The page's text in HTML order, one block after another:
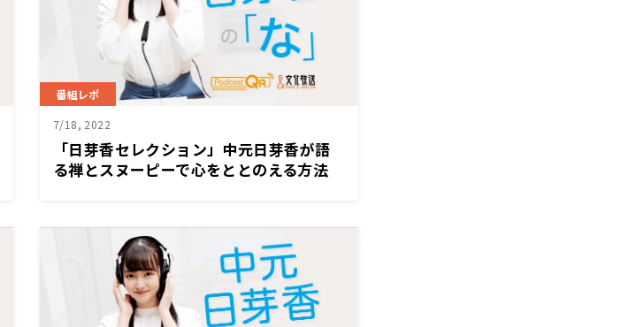
番組レポ
7/18, 2022
「日芽香セレクション」中元日芽香が語
る禅とスヌーピーで心をととのえる方法